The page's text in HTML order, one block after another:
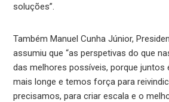
soluções”.
Também Manuel Cunha Júnior,
assumiu que “as perspetivas do que
das melhores possíveis, porque juntos
mais longe e temos força para
precisamos, para criar escala e o